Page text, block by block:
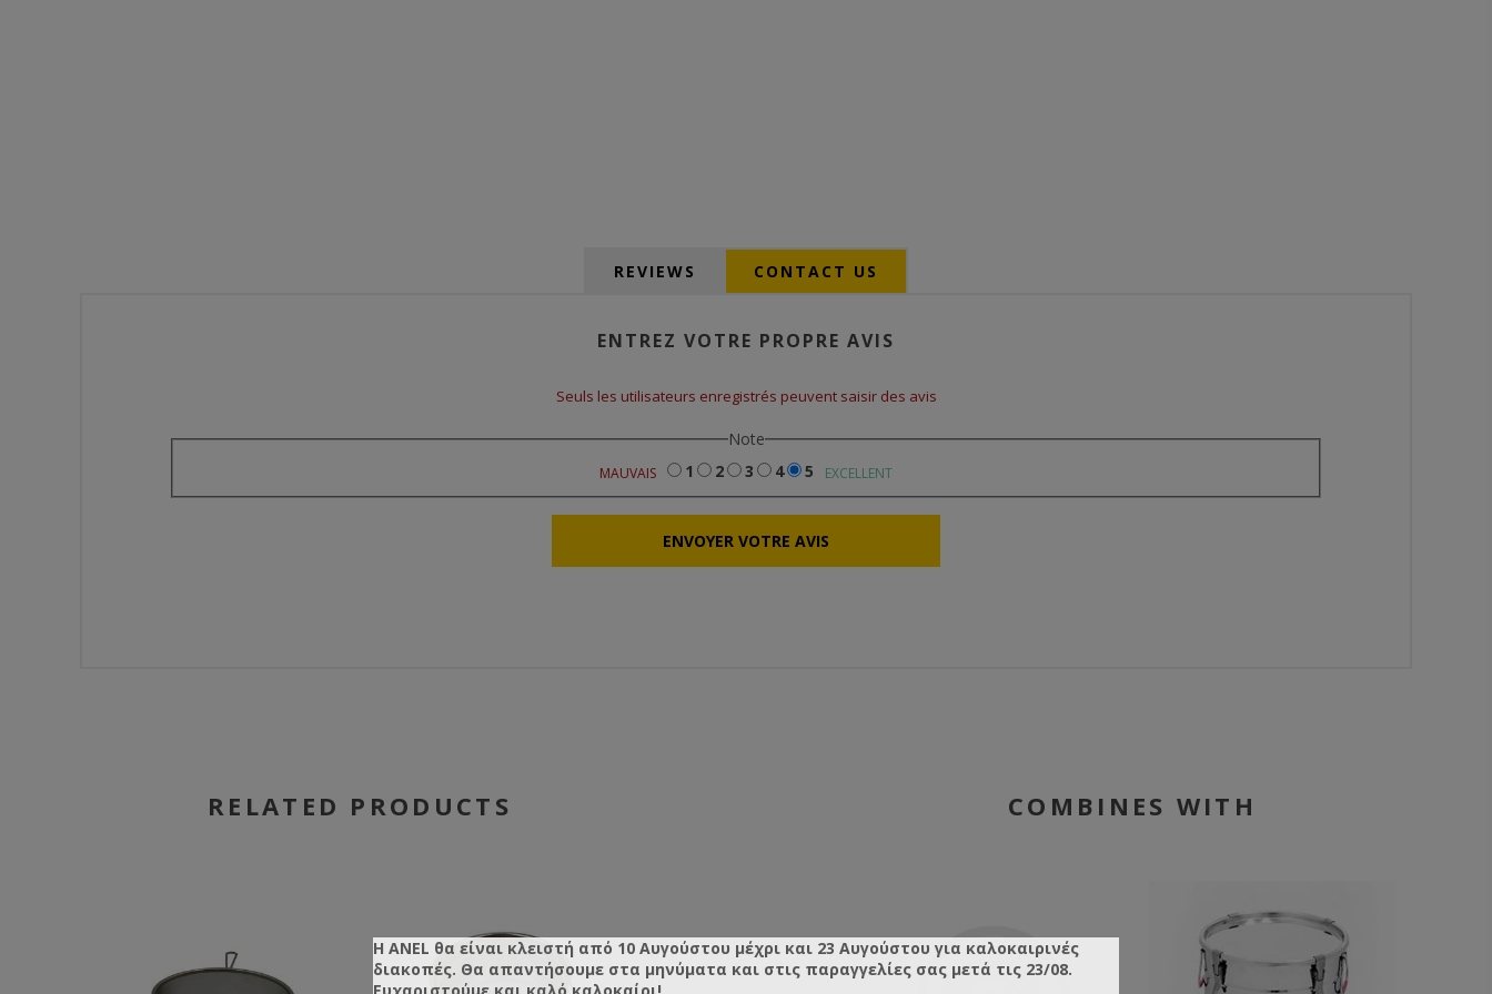
REVIEWS CONTACT US
ENTREZ VOTRE PROPRE AVIS
Seuls les utilisateurs enregistrés peuvent saisir des avis
Note
MAUVAIS 1 2 3 4 5 EXCELLENT
RELATED PRODUCTS COMBINES WITH
Η ANEL θα είναι κλειστή από 10 Αυγούστου μέχρι και 23 Αυγούστου για καλοκαιρινές
διακοπές. Θα απαντήσουμε στα μηνύματα και στις παραγγελίες σας μετά τις 23/08.
Ευχαριστούμε και καλό καλοκαίρι!